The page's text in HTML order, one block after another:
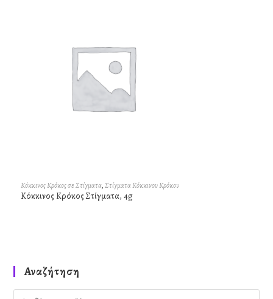
Κόκκινος Κρόκος σε Στίγματα,Στίγματα Κόκκινου Κρόκου
Κόκκινος Κρόκος Στίγματα, 4g
Αναζήτηση